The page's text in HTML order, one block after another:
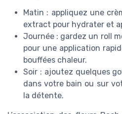
Matin : appliquez une
extract pour hydrater et
Journée : gardez un roll
pour une application
bouffées chaleur.
Soir : ajoutez quelques
dans votre bain ou sur
la détente.